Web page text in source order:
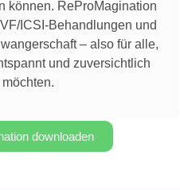
können. ReProMagination
ICSI-Behandlungen und
– also für alle,
und zuversichtlich
downloaden